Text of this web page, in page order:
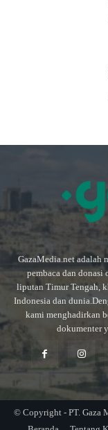
GazaMedia.net adalah
pembaca dan donasi
liputan Timur Tengah,
Indonesia dan
kami menghadirkan
dokumenter
© Copyright - PT. Gaza